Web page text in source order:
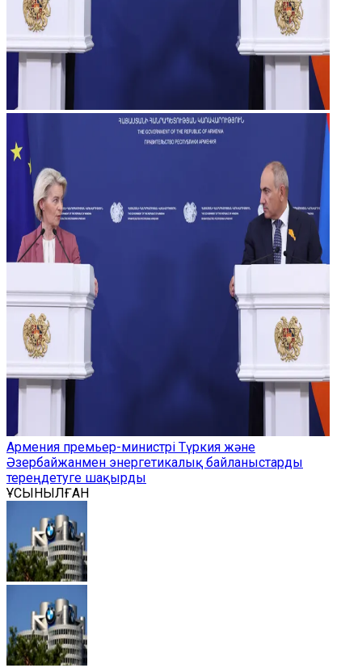
Армения премьер-министрі Түркия және
Әзербайжанмен энергетикалық байланыстарды
тереңдетуге шақырды
ҰСЫНЫЛҒАН